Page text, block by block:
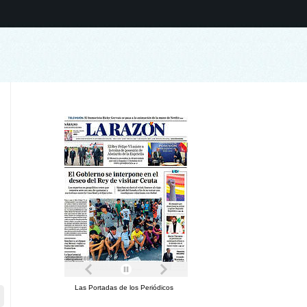
Las Portadas de los Periódicos